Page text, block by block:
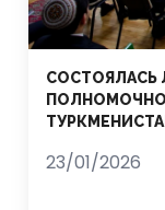
СОСТОЯЛАСЬ
23/01/2026